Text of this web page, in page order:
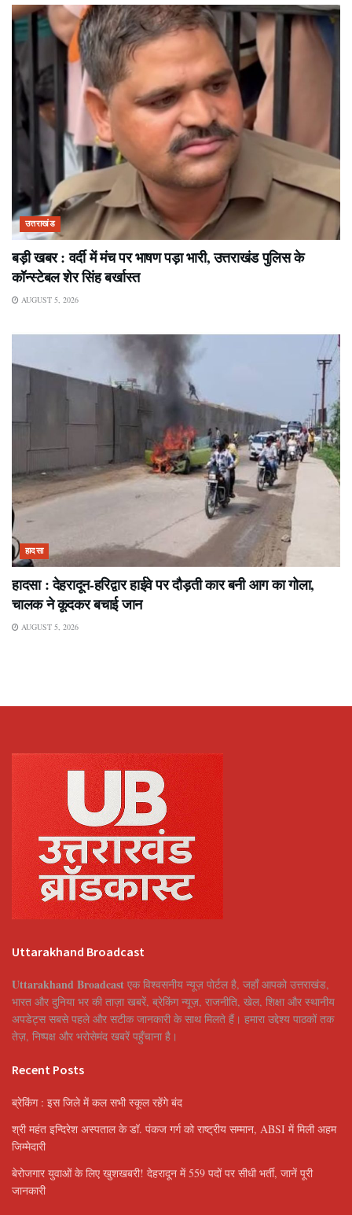
उत्तराखंड
बड़ी खबर : वर्दी में मंच पर भाषण पड़ा भारी, उत्तराखंड पुलिस के
कॉन्स्टेबल शेर सिंह बर्खास्त
AUGUST 5, 2026
हादसा
हादसा : देहरादून-हरिद्वार हाईवे पर दौड़ती कार बनी आग का गोला,
चालक ने कूदकर बचाई जान
AUGUST 5, 2026
Uttarakhand Broadcast
Uttarakhand Broadcast एक विश्वसनीय न्यूज़ पोर्टल है, जहाँ आपको उत्तराखंड,
भारत और दुनिया भर की ताज़ा खबरें, ब्रेकिंग न्यूज़, राजनीति, खेल, शिक्षा और स्थानीय
अपडेट्स सबसे पहले और सटीक जानकारी के साथ मिलते हैं। हमारा उद्देश्य पाठकों तक
तेज़, निष्पक्ष और भरोसेमंद खबरें पहुँचाना है।
Recent Posts
ब्रेकिंग : इस जिले में कल सभी स्कूल रहेंगे बंद
श्री महंत इन्दिरेश अस्पताल के डॉ. पंकज गर्ग को राष्ट्रीय सम्मान, ABSI में मिली अहम
जिम्मेदारी
बेरोजगार युवाओं के लिए खुशखबरी! देहरादून में 559 पदों पर सीधी भर्ती, जानें पूरी
जानकारी